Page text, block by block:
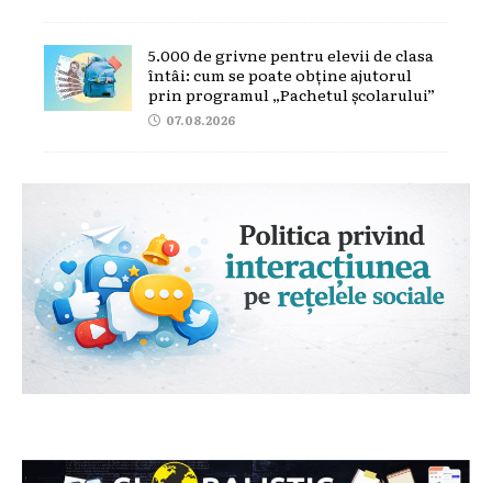
5.000 de grivne pentru elevii de clasa
întâi: cum se poate obține ajutorul
prin programul „Pachetul școlarului”
07.08.2026